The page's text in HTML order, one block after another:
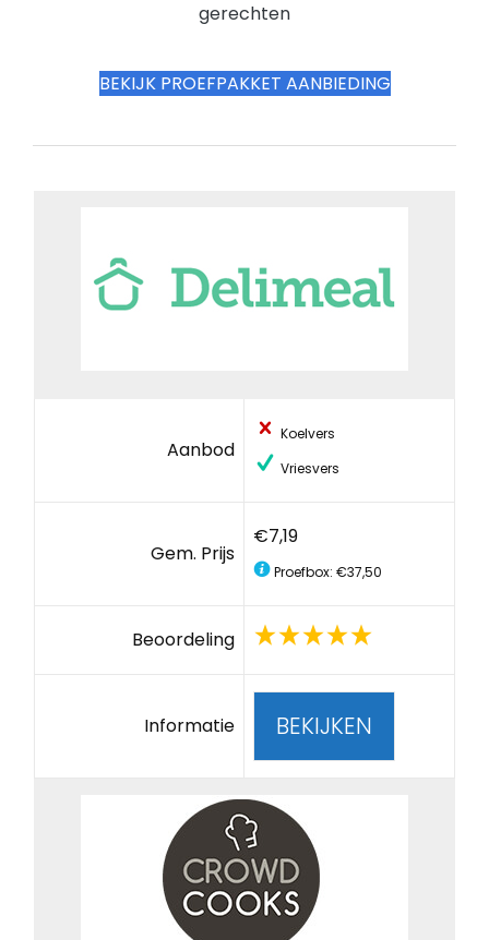
gerechten
BEKIJK PROEFPAKKET AANBIEDING
Aanbod
Koelvers
Vriesvers
Gem. Prijs
€7,19
Proefbox: €37,50
Beoordeling
Informatie BEKIJKEN